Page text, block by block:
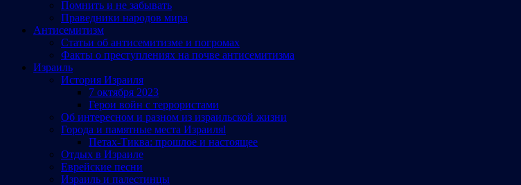
Помнить и не забывать
Праведники народов мира
Антисемитизм
Статьи об антисемитизме и погромах
Факты о преступлениях на почве антисемитизма
Израиль
История Израиля
7 октября 2023
Герои войн с террористами
Об интересном и разном из израильской жизни
Города и памятные места Израиляl
Петах-Тиква: прошлое и настоящее
Отдых в Израиле
Еврейские песни
Израиль и палестинцы